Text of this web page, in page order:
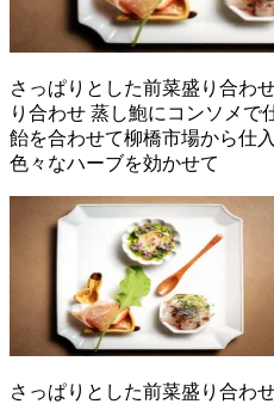
さっぱりとした前菜盛り合わ
り合わせ 蒸し鮑にコンソメ
飴を合わせて柳橋市場から仕
色々なハーブを効かせて
さっぱりとした前菜盛り合わ